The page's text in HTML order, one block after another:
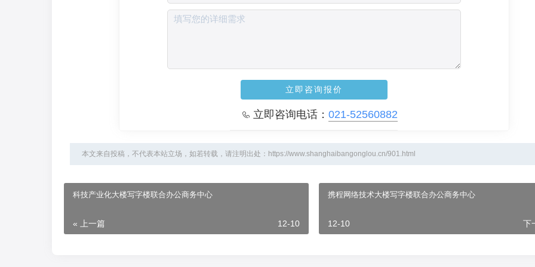
立即咨询报价
立即咨询电话：021-52560882
本文来自投稿，不代表本站立场，如若转载，请注明出处：https://www.shanghaibangonglou.cn/901.html
科技产业化大楼写字楼联合办公商务中心
« 上一篇 12-10
携程网络技术大楼写字楼联合办公商务中心
下
12-10